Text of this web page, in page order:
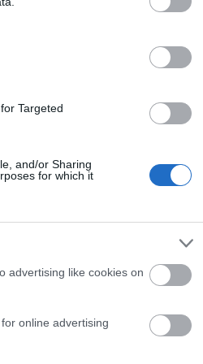
Targeted
and/or Sharing
for which it
advertising like cookies on
online advertising
Σε κάθε περίπτωση, μπορείτε
τους, εντός
όλες τις περιπτώσεις στις
πρέπει τα προϊόντα να μην
κανονικά τα συνοδεύει και
χωρίς ενημέρωση και